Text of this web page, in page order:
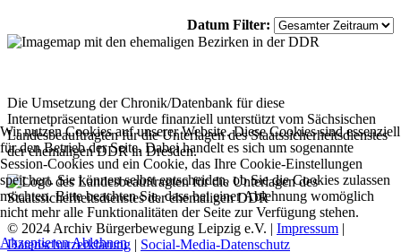
Datum Filter:
Die Umsetzung der Chronik/Datenbank für diese
Internetpräsentation wurde finanziell unterstützt vom Sächsischen
Landesbeauftragten für die Unterlagen des Staatssicherheitsdienstes
der ehemaligen DDR in Dresden.
© 2024 Archiv Bürgerbewegung Leipzig e.V. | Impressum |
Datenschutzerklärung | Social-Media-Datenschutz
Wir nutzen Cookies auf unserer Website. Diese Cookies sind essenziell
für den Betrieb der Seite. Dabei handelt es sich um sogenannte
Session-Cookies und ein Cookie, das Ihre Cookie-Einstellungen
speichert. Sie können selbst entscheiden, ob Sie die Cookies zulassen
möchten. Bitte beachten Sie, dass bei einer Ablehnung womöglich
nicht mehr alle Funktionalitäten der Seite zur Verfügung stehen.
AkzeptierenAblehnen